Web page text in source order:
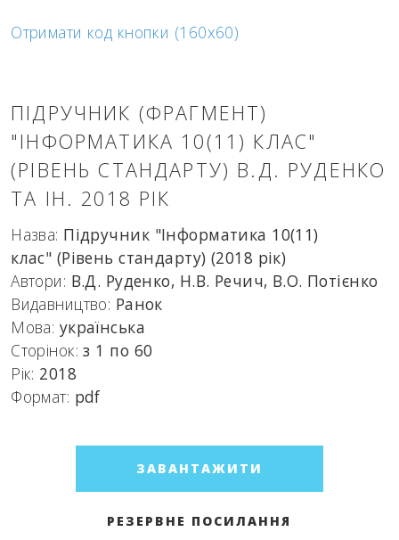
Отримати код кнопки (160x60)
ПІДРУЧНИК (ФРАГМЕНТ)
"ІНФОРМАТИКА 10(11) КЛАС"
(РІВЕНЬ СТАНДАРТУ) В.Д. РУДЕНКО
ТА ІН. 2018 РІК
Назва: Підручник "Інформатика 10(11)
клас" (Рівень стандарту) (2018 рік)
Автори: В.Д. Руденко, Н.В. Речич, В.О. Потієнко
Видавництво: Ранок
Мова: українська
Сторінок:з 1 по 60
Рік: 2018
Формат: pdf
ЗАВАНТАЖИТИ
РЕЗЕРВНЕ ПОСИЛАННЯ